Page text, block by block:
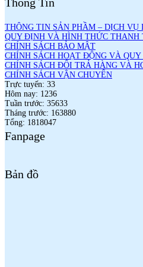
THÔNG TIN SẢN PHẦM – DỊCH VỤ
QUY ĐỊNH VÀ HÌNH THỨC THANH
CHÍNH SÁCH BẢO MẬT
CHÍNH SÁCH HOẠT ĐỘNG VÀ
CHÍNH SÁCH ĐỔI TRẢ HÀNG VÀ
CHÍNH SÁCH VẬN CHUYỂN
Trực tuyến: 33
Hôm nay: 1236
Tuần trước: 35633
Tháng trước: 163880
Tổng: 1818047
Fanpage
Bản đồ